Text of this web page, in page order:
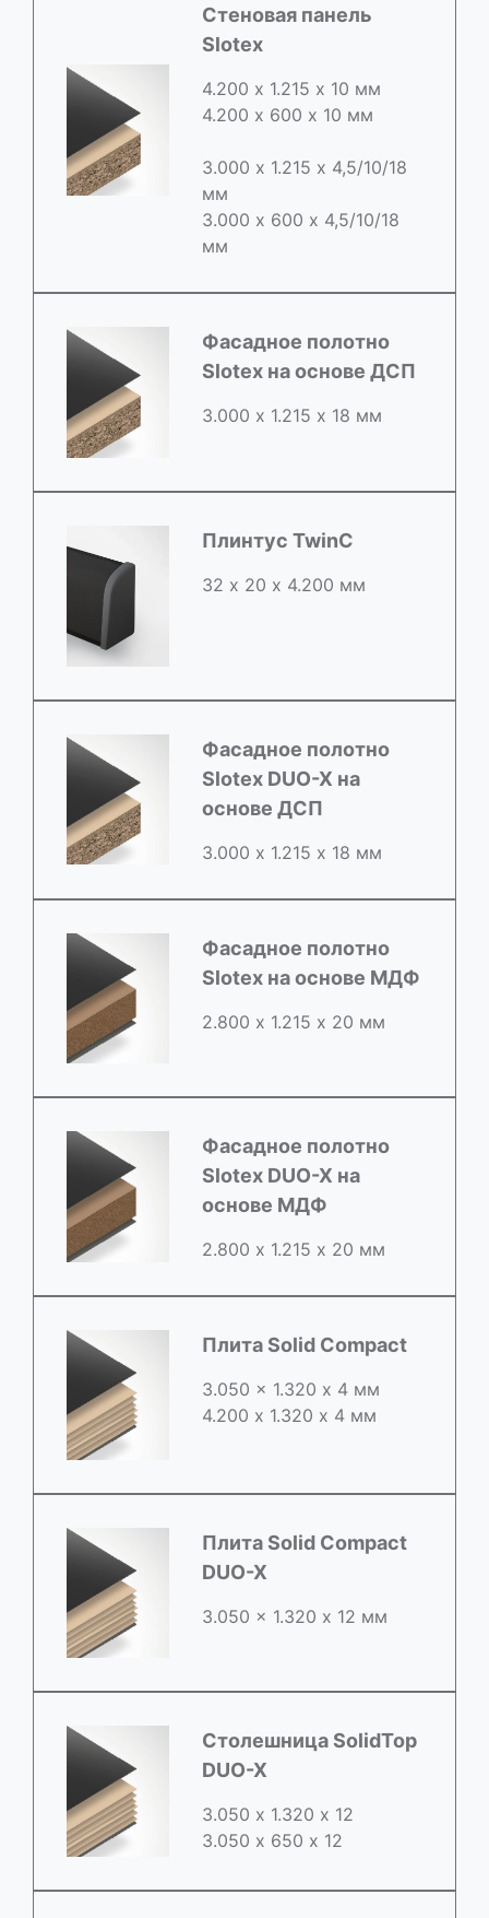
Стеновая панель
Slotex
4.200 х 1.215 х 10 мм
4.200 х 600 х 10 мм
3.000 х 1.215 х 4,5/10/18
мм
3.000 х 600 х 4,5/10/18
мм
Фасадное полотно
Slotex на основе ДСП
3.000 х 1.215 х 18 мм
Плинтус TwinC
32 х 20 х 4.200 мм
Фасадное полотно
Slotex DUO-X на
основе ДСП
3.000 х 1.215 х 18 мм
Фасадное полотно
Slotex на основе МДФ
2.800 х 1.215 х 20 мм
Фасадное полотно
Slotex DUO-X на
основе МДФ
2.800 х 1.215 х 20 мм
Плита Solid Compact
3.050 x 1.320 х 4 мм
4.200 x 1.320 х 4 мм
Плита Solid Compact
DUO-X
3.050 x 1.320 х 12 мм
Столешница SolidTop
DUO-X
3.050 х 1.320 х 12
3.050 x 650 х 12